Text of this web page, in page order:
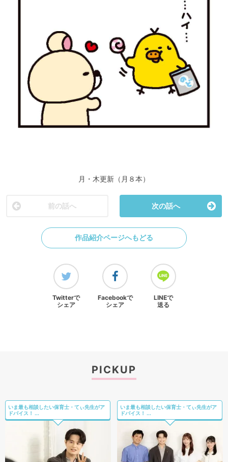
月・木更新（月８本）
前の話へ 次の話へ
作品紹介ページへもどる
Twitterで
シェア
Facebookで
シェア
LINEで
送る
PICKUP
いま最も相談したい保育士・てぃ先生がア
ドバイス！ ...
いま最も相談したい保育士・てぃ先生がア
ドバイス！ ...